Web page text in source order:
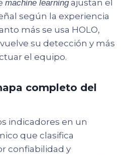
machine learningajustan el
según la experiencia
más se usa HOLO,
su detección y más
el equipo.
completo del
indicadores en un
que clasifica
confiabilidad y